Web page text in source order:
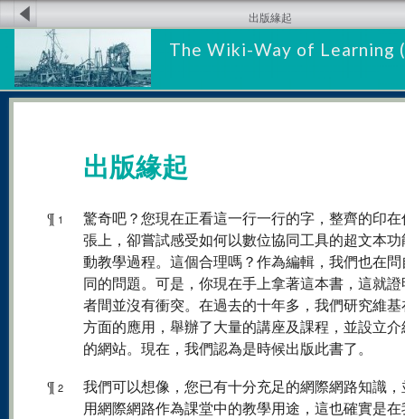
The Wiki-Way of Learning
出版緣起
出版緣起
¶ 1
驚奇吧？您現在正看這一行一行的字，整齊的印
張上，卻嘗試感受如何以數位協同工具的超文本
動教學過程。這個合理嗎？作為編輯，我們也在
同的問題。可是，你現在手上拿著這本書，這就
者間並沒有衝突。在過去的十年多，我們研究維
方面的應用，舉辦了大量的講座及課程，並設立
的網站。現在，我們認為是時候出版此書了。
¶ 2
我們可以想像，您已有十分充足的網際網路知識
用網際網路作為課堂中的教學用途，這也確實是